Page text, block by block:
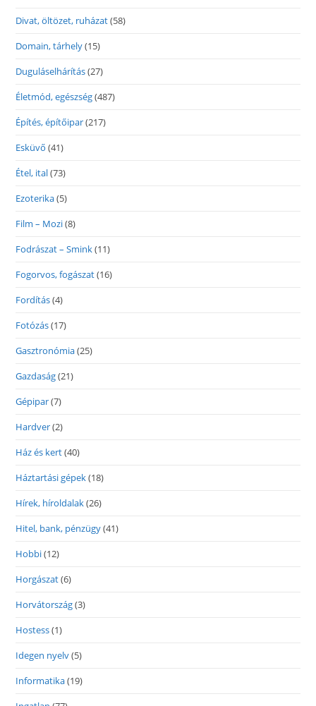
Divat, öltözet, ruházat(58)
Domain, tárhely(15)
Duguláselhárítás(27)
Életmód, egészség(487)
Építés, építőipar(217)
Esküvő (41)
Étel, ital(73)
Ezoterika(5)
Film – Mozi(8)
Fodrászat – Smink(11)
Fogorvos, fogászat(16)
Fordítás(4)
Fotózás(17)
Gasztronómia(25)
Gazdaság(21)
Gépipar(7)
Hardver(2)
Ház és kert(40)
Háztartási gépek(18)
Hírek, híroldalak(26)
Hitel, bank, pénzügy(41)
Hobbi(12)
Horgászat(6)
Horvátország(3)
Hostess(1)
Idegen nyelv(5)
Informatika(19)